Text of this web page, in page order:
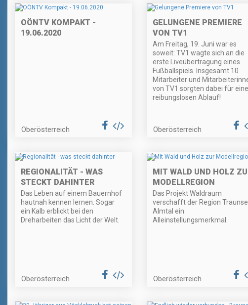
OÖNTV KOMPAKT -
19.06.2020
Oberösterreich
GELUNGENE PREMIERE
VON TV1
Am Freitag, 19. Juni war es
soweit: TV1 wagte sich an die
erste Liveübertragung eines
Fußballspiels. Insgesamt 10
Mitarbeiter und
von TV1 sorgten dabei für
reibungslosen Ablauf!
Oberösterreich
REGIONALITÄT - WAS
STECKT DAHINTER
Das Leben auf einem Bauernhof
hautnah kennen lernen. Sogar
ein Kalb erblickt bei den
Dreharbeiten das Licht der Welt.
Oberösterreich
MIT WALD UND HOLZ
MODELLREGION
Das Projekt Waldraum
verschafft der Region
Almtal ein
Alleinstellungsmerkmal.
Oberösterreich